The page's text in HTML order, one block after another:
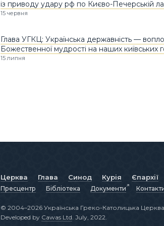
із приводу удару рф по Києво-Печерській
15 червня
Глава УГКЦ: Українська державність —
Божественної мудрості на наших київських
15 липня
Церква Глава Синод Курія Єпархії
Пресцентр Бібліотека Документи
© 2004–2026 Українська Греко-Католицька
Developed by Cawas Ltd. July, 2022.